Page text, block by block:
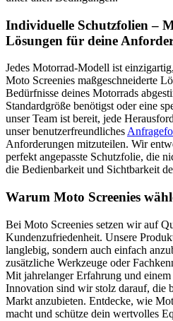
Individuelle Schutzfolien –
Lösungen für deine
Jedes Motorrad-Modell ist
Moto Screenies maßgeschneiderte
Bedürfnisse deines Motorrads
Standardgröße benötigst oder eine
unser Team ist bereit, jede
unser benutzerfreundliches
Anforderungen mitzuteilen. Wir
perfekt angepasste Schutzfolie, die
die Bedienbarkeit und Sichtbarkeit
Warum Moto Screenies
Bei Moto Screenies setzen wir auf
Kundenzufriedenheit. Unsere
langlebig, sondern auch einfach
zusätzliche Werkzeuge oder
Mit jahrelanger Erfahrung und
Innovation sind wir stolz darauf, die
Markt anzubieten. Entdecke, wie
macht und schütze dein wertvolles